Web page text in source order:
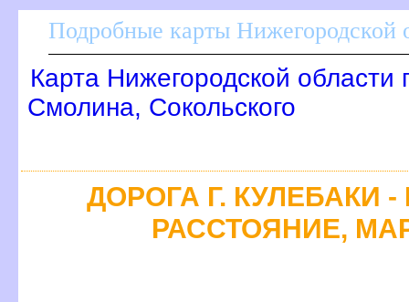
Подробные карты Нижегородской
Карта Нижегородской области
Смолина, Сокольского
ДОРОГА Г. КУЛЕБАКИ
РАССТОЯНИЕ,